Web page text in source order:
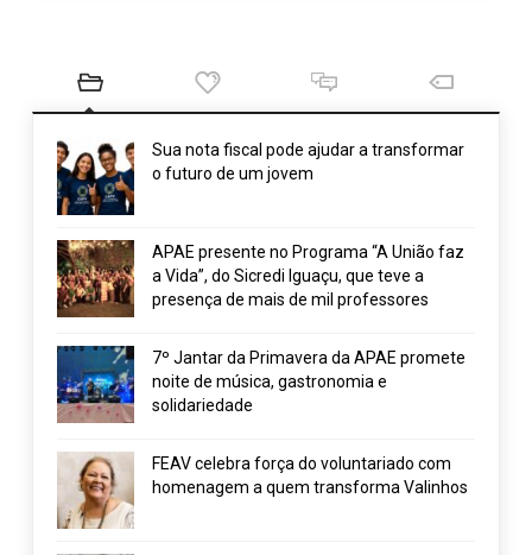
Sua nota fiscal pode ajudar a transformar
o futuro de um jovem
APAE presente no Programa “A União faz
a Vida”, do Sicredi Iguaçu, que teve a
presença de mais de mil professores
7º Jantar da Primavera da APAE promete
noite de música, gastronomia e
solidariedade
FEAV celebra força do voluntariado com
homenagem a quem transforma Valinhos